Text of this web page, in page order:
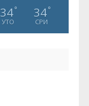
34°
УТО
34°
СРИ